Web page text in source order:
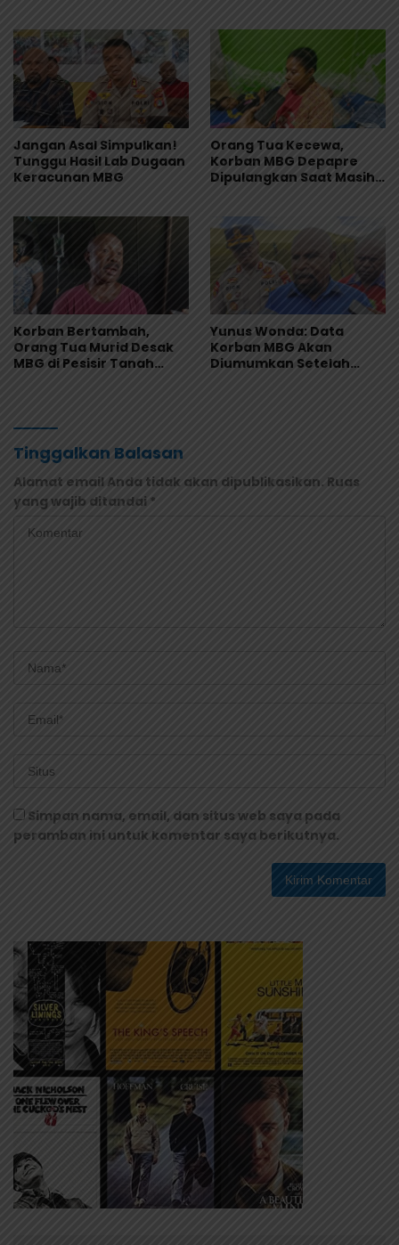
Jangan Asal Simpulkan!
Tunggu Hasil Lab Dugaan
Keracunan MBG
Orang Tua Kecewa,
Korban MBG Depapre
Dipulangkan Saat Masih
Korban Bertambah,
Orang Tua Murid Desak
MBG di Pesisir Tanah
Yunus Wonda: Data
Korban MBG Akan
Diumumkan Setelah
Tinggalkan Balasan
Alamat email Anda tidak akan dipublikasikan. Ruas
yang wajib ditandai *
Simpan nama, email, dan situs web saya pada
peramban ini untuk komentar saya berikutnya.